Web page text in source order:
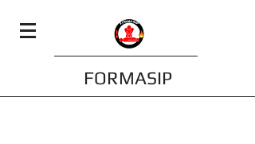
FORMASIP